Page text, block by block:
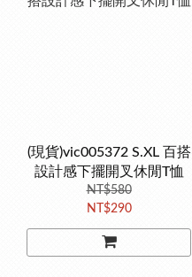
(現貨)vic005372 S.XL 百搭
設計感下擺開叉休閒T恤
NT$580
NT$290